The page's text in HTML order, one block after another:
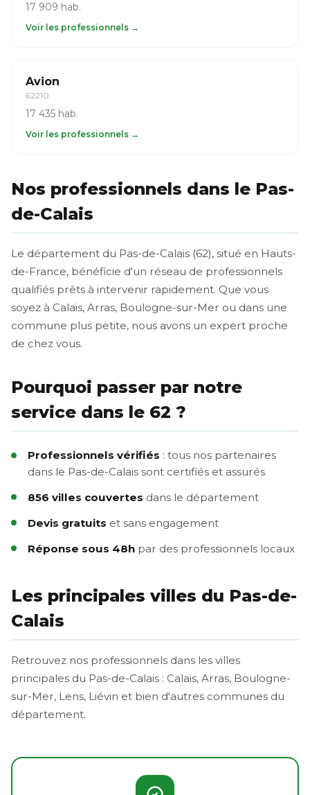
17 909 hab.
Voir les professionnels →
Avion
62210
17 435 hab.
Voir les professionnels →
Nos professionnels dans le Pas-
de-Calais
Le département du Pas-de-Calais (62), situé en Hauts-
de-France, bénéficie d'un réseau de professionnels
qualifiés prêts à intervenir rapidement. Que vous
soyez à Calais, Arras, Boulogne-sur-Mer ou dans une
commune plus petite, nous avons un expert proche
de chez vous.
Pourquoi passer par notre
service dans le 62 ?
Professionnels vérifiés : tous nos partenaires
dans le Pas-de-Calais sont certifiés et assurés
856 villes couvertes dans le département
Devis gratuits et sans engagement
Réponse sous 48h par des professionnels locaux
Les principales villes du Pas-de-
Calais
Retrouvez nos professionnels dans les villes
principales du Pas-de-Calais : Calais, Arras, Boulogne-
sur-Mer, Lens, Liévin et bien d'autres communes du
département.